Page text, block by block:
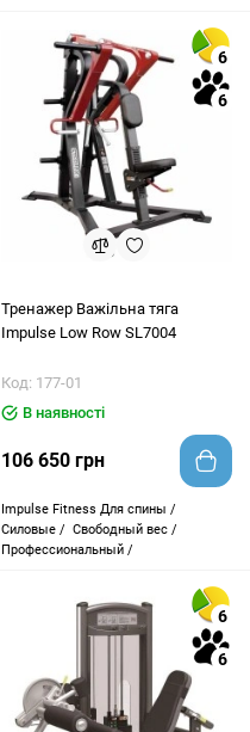
6
6
Тренажер Важільна тяга
Impulse Low Row SL7004
Код: 177-01
В наявності
106 650 грн
Impulse Fitness Для спины /
Силовые / Свободный вес /
Профессиональный /
6
6